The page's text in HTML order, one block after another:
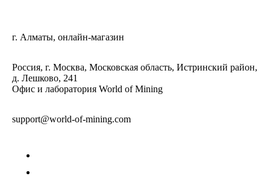
г. Алматы, онлайн-магазин
Россия, г. Москва, Московская область, Истринский район,
д. Лешково, 241
Офис и лаборатория World of Mining
support@world-of-mining.com